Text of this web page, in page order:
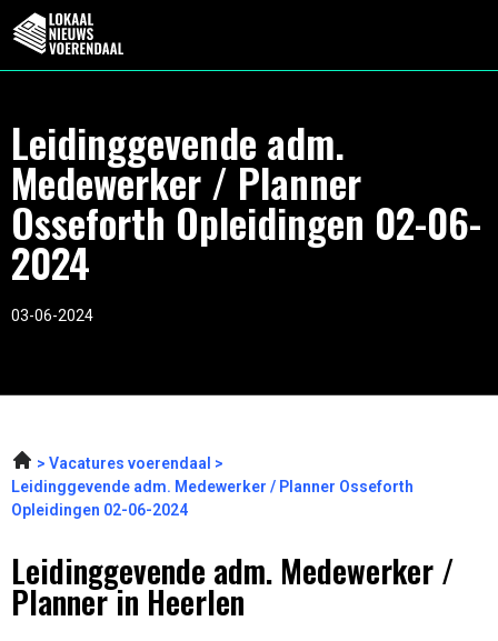
Leidinggevende adm.
Medewerker / Planner
Osseforth Opleidingen 02-06-
2024
03-06-2024
Vacatures voerendaal
Leidinggevende adm. Medewerker / Planner Osseforth
Opleidingen 02-06-2024
Leidinggevende adm. Medewerker /
Planner in Heerlen